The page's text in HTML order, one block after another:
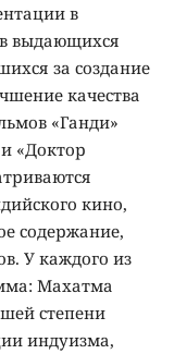
в
выдающихся
за создание
качества
«Ганди»
«Доктор
кино,
содержание,
У каждого из
Махатма
степени
индуизма,